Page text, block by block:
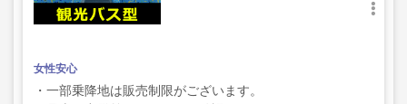
女性安心
・一部乗降地は販売制限がございます。